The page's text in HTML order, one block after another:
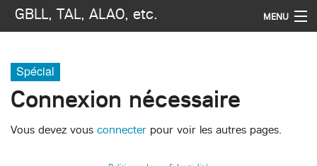
GBLL, TAL, ALAO, etc. MENU
Rechercher
Spécial
Connexion nécessaire
Vous devez vous connecter pour voir les autres pages.